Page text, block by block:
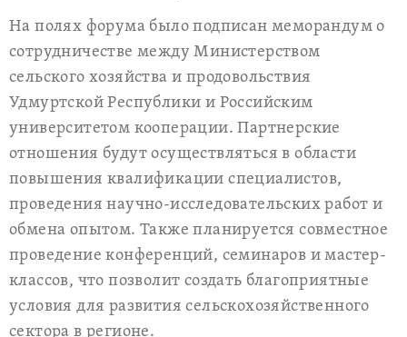
На полях форума было подписан меморандум о
сотрудничестве между Министерством
сельского хозяйства и продовольствия
Удмуртской Республики и Российским
университетом кооперации. Партнерские
отношения будут осуществляться в области
повышения квалификации специалистов,
проведения научно-исследовательских работ и
обмена опытом. Также планируется совместное
проведение конференций, семинаров и мастер-
классов, что позволит создать благоприятные
условия для развития сельскохозяйственного
сектора в регионе.